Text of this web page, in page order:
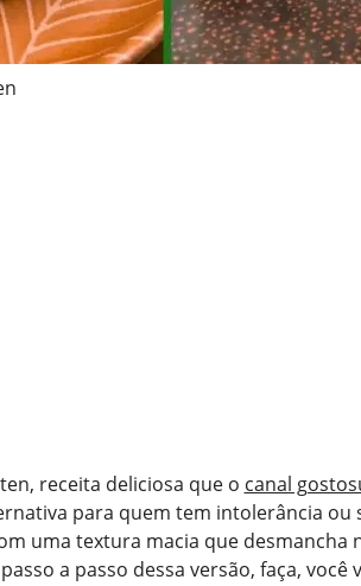
receita deliciosa que o canal
para quem tem intolerância ou
uma textura macia que desmancha
a passo dessa versão, faça, você